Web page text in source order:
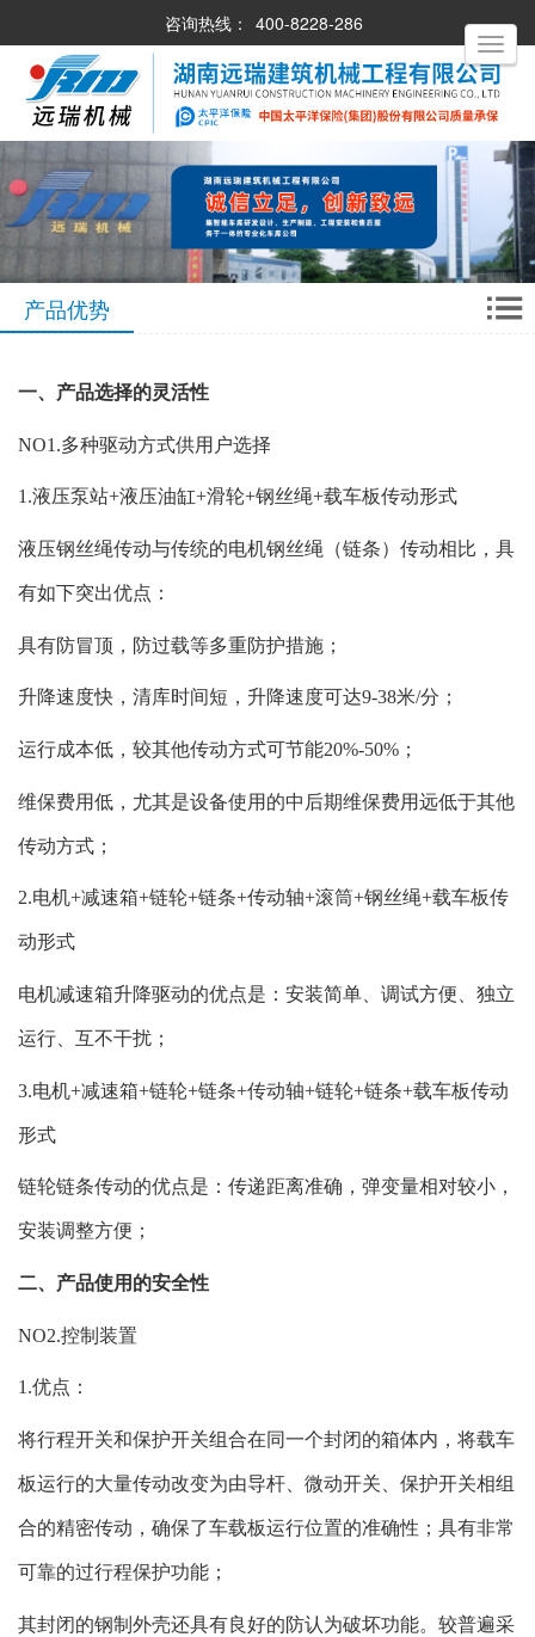
咨询热线： 400-8228-286
产品优势
一、产品选择的灵活性
NO1.多种驱动方式供用户选择
1.液压泵站+液压油缸+滑轮+钢丝绳+载车板传动形式
液压钢丝绳传动与传统的电机钢丝绳（链条）传动相比，具
有如下突出优点：
具有防冒顶，防过载等多重防护措施；
升降速度快，清库时间短，升降速度可达9-38米/分；
运行成本低，较其他传动方式可节能20%-50%；
维保费用低，尤其是设备使用的中后期维保费用远低于其他
传动方式；
2.电机+减速箱+链轮+链条+传动轴+滚筒+钢丝绳+载车板传
动形式
电机减速箱升降驱动的优点是：安装简单、调试方便、独立
运行、互不干扰；
3.电机+减速箱+链轮+链条+传动轴+链轮+链条+载车板传动
形式
链轮链条传动的优点是：传递距离准确，弹变量相对较小，
安装调整方便；
二、产品使用的安全性
NO2.控制装置
1.优点：
将行程开关和保护开关组合在同一个封闭的箱体内，将载车
板运行的大量传动改变为由导杆、微动开关、保护开关相组
合的精密传动，确保了车载板运行位置的准确性；具有非常
可靠的过行程保护功能；
其封闭的钢制外壳还具有良好的防认为破坏功能。较普遍采
Toggle